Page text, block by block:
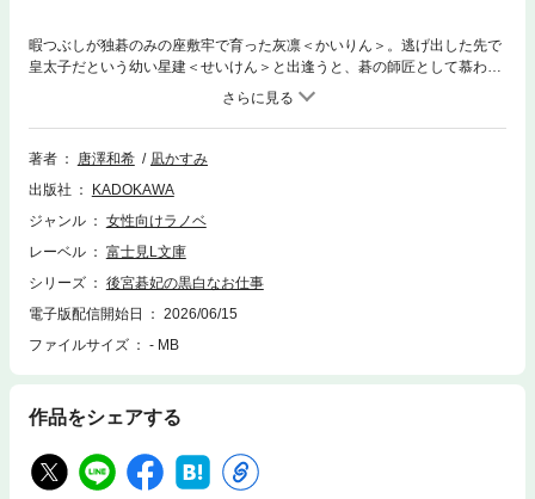
暇つぶしが独碁のみの座敷牢で育った灰凛＜かいりん＞。逃げ出した先で
皇太子だという幼い星建＜せいけん＞と出逢うと、碁の師匠として慕わ
れ、ずっと一緒にいるという約束を交わした。しかし謎の策略により灰凛
は命を狙われ、離れ離れとなってしまう。それから10 年後、後宮へ身売
りされた灰凛が目にしたのは、皇帝となった星建。そして彼は、突然消え
た灰凛に執着し拗らせまくっていた──。後宮で隠れ暮らす灰凛だった
建に存在を気づかれて─ !?
著者 唐澤和希
凪かすみ
出版社
KADOKAWA
ジャンル
女性向けラノベ
レーベル
富士見L文庫
シリーズ
後宮碁妃の黒白なお仕事
電子版配信開始日
2026/06/15
ファイルサイズ
- MB
作品をシェアする